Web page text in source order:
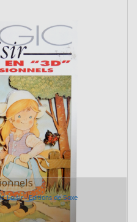
Loisir - Editions de Saxe